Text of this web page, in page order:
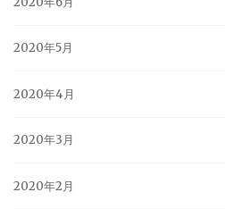
2020年5月
2020年4月
2020年3月
2020年2月